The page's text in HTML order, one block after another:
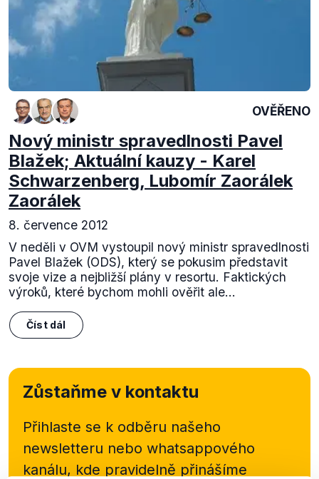
OVĚŘENO
Nový ministr spravedlnosti Pavel
Blažek; Aktuální kauzy - Karel
Schwarzenberg, Lubomír Zaorálek
Zaorálek
8. července 2012
V neděli v OVM vystoupil nový ministr spravedlnosti
Pavel Blažek (ODS), který se pokusim představit
svoje vize a nejbližší plány v resortu. Faktických
výroků, které bychom mohli ověřit ale...
Číst dál
Zůstaňme v kontaktu
Přihlaste se k odběru našeho
newsletteru nebo whatsappového
kanálu, kde pravidelně přinášíme